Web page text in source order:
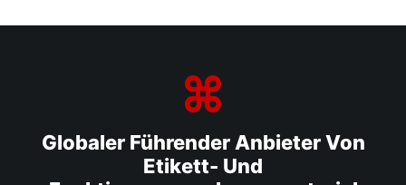
Globaler Führender Anbieter Von
Etikett- Und